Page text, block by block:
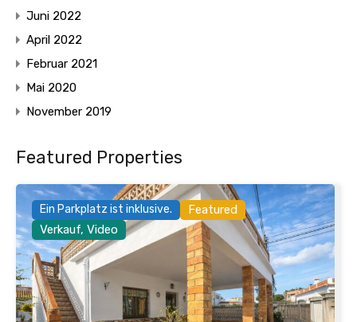
Juni 2022
April 2022
Februar 2021
Mai 2020
November 2019
Featured Properties
Ein Parkplatz ist inklusive.
Featured
Verkauf, Video